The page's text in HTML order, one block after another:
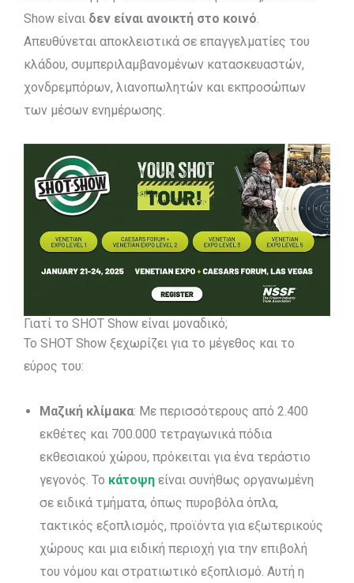
Show είναι δεν είναι ανοικτή στο κοινό.
Απευθύνεται αποκλειστικά σε επαγγελματίες του
κλάδου, συμπεριλαμβανομένων κατασκευαστών,
χονδρεμπόρων, λιανοπωλητών και εκπροσώπων
των μέσων ενημέρωσης.
Γιατί το SHOT Show είναι μοναδικό;
Το SHOT Show ξεχωρίζει για το μέγεθος και το
εύρος του:
Μαζική κλίμακα: Με περισσότερους από 2.400
εκθέτες και 700.000 τετραγωνικά πόδια
εκθεσιακού χώρου, πρόκειται για ένα τεράστιο
γεγονός. Το κάτοψη είναι συνήθως οργανωμένη
σε ειδικά τμήματα, όπως πυροβόλα όπλα,
τακτικός εξοπλισμός, προϊόντα για εξωτερικούς
χώρους και μια ειδική περιοχή για την επιβολή
του νόμου και στρατιωτικό εξοπλισμό. Αυτή η